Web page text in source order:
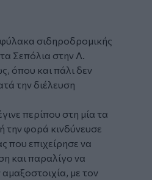
σιδηροδρομικής
Σεπόλια στην Λ.
όπου και πάλι δεν
την διέλευση
περίπου στη μία τα
την φορά κινδύνευσε
που επιχείρησε να
και παραλίγο να
με τον